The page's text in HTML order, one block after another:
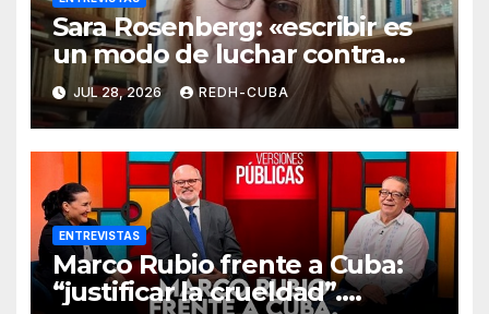
Sara Rosenberg: «escribir es
un modo de luchar contra
todo intento de
deshumanización»
JUL 28, 2026 REDH-CUBA
ENTREVISTAS
Marco Rubio frente a Cuba:
“justificar la crueldad”.